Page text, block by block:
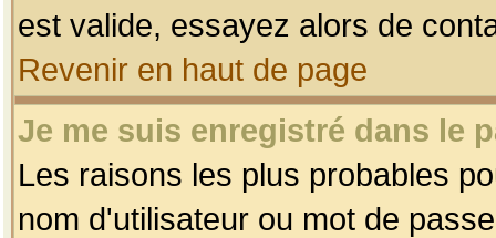
est valide, essayez alors de
Revenir en haut de page
Je me suis enregistré dans le
Les raisons les plus probables
nom d'utilisateur ou mot de